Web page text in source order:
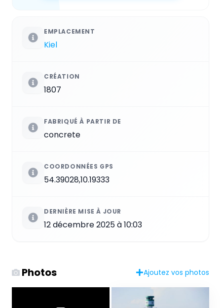
EMPLACEMENT
Kiel
CRÉATION
1807
FABRIQUÉ À PARTIR DE
concrete
COORDONNÉES GPS
54.39028,10.19333
DERNIÈRE MISE À JOUR
12 décembre 2025 à 10:03
Photos Ajoutez vos photos